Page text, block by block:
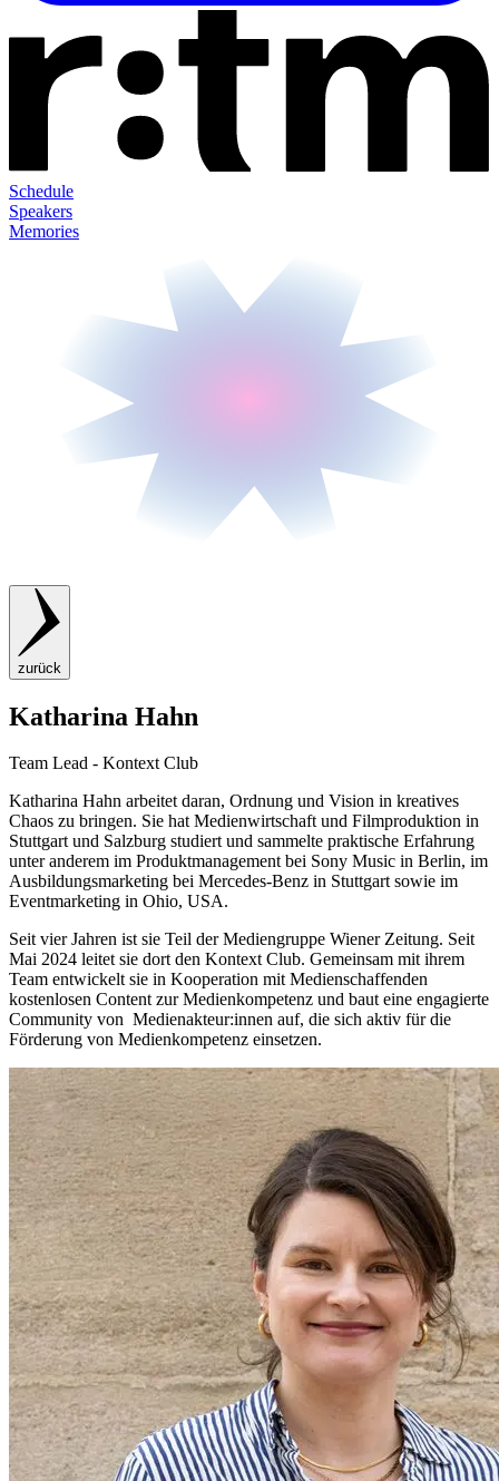
Schedule
Speakers
Memories
zurück
Katharina Hahn
Team Lead - Kontext Club
Katharina Hahn arbeitet daran, Ordnung und Vision in kreatives
Chaos zu bringen. Sie hat Medienwirtschaft und Filmproduktion in
Stuttgart und Salzburg studiert und sammelte praktische Erfahrung
unter anderem im Produktmanagement bei Sony Music in Berlin, im
Ausbildungsmarketing bei Mercedes-Benz in Stuttgart sowie im
Eventmarketing in Ohio, USA.
Seit vier Jahren ist sie Teil der Mediengruppe Wiener Zeitung. Seit
Mai 2024 leitet sie dort den Kontext Club. Gemeinsam mit ihrem
Team entwickelt sie in Kooperation mit Medienschaffenden
kostenlosen Content zur Medienkompetenz und baut eine engagierte
Community von Medienakteur:innen auf, die sich aktiv für die
Förderung von Medienkompetenz einsetzen.